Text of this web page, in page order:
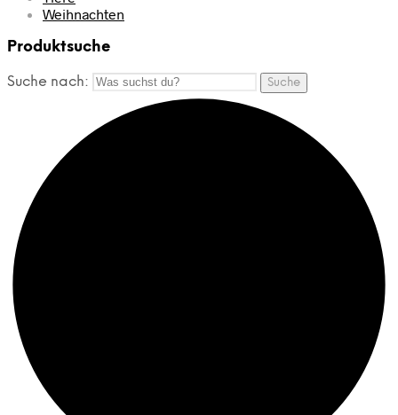
Weihnachten
Produktsuche
Suche nach: Suche